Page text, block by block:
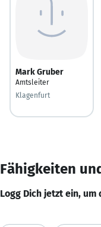
Mark Gruber
Amtsleiter
Klagenfurt
Fähigkeiten
Logg Dich jetzt ein,